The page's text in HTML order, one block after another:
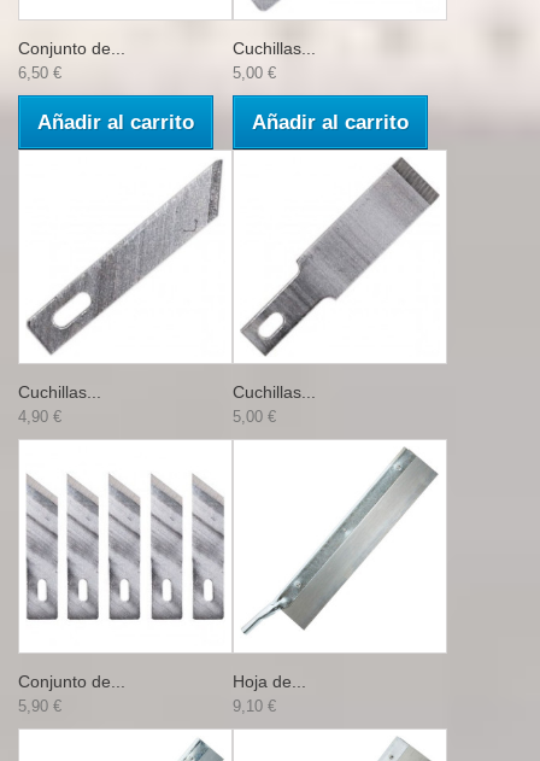
Conjunto de...
6,50 €
Añadir al carrito
Cuchillas...
5,00 €
Añadir al carrito
Cuchillas...
4,90 €
Cuchillas...
5,00 €
Conjunto de...
5,90 €
Hoja de...
9,10 €